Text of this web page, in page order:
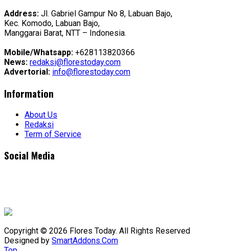
Address: Jl. Gabriel Gampur No 8, Labuan Bajo,
Kec. Komodo, Labuan Bajo,
Manggarai Barat, NTT – Indonesia.
Mobile/Whatsapp: +628113820366
News: redaksi@florestoday.com
Advertorial: info@florestoday.com
Information
About Us
Redaksi
Term of Service
Social Media
Copyright © 2026 Flores Today. All Rights Reserved
Designed by SmartAddons.Com